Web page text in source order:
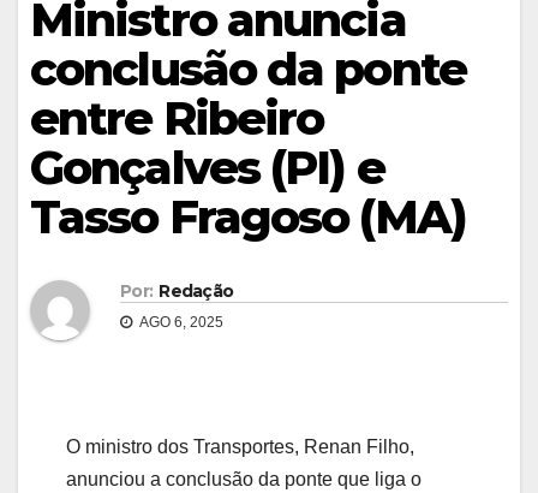
Ministro anuncia
conclusão da ponte
entre Ribeiro
Gonçalves (PI) e
Tasso Fragoso (MA)
Por: Redação
AGO 6, 2025
O ministro dos Transportes, Renan Filho,
anunciou a conclusão da ponte que liga o